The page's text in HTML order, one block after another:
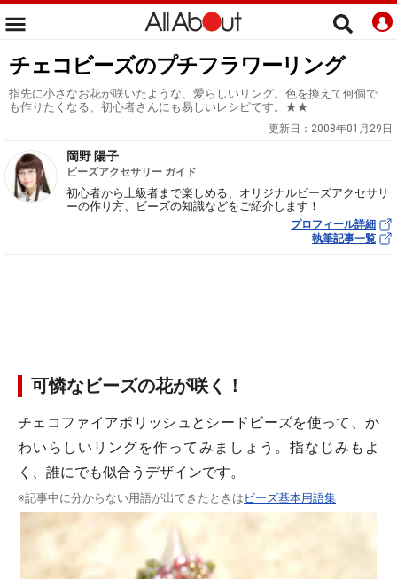
チェコビーズのプチフラワーリング
指先に小さなお花が咲いたような、愛らしいリング。色を換えて何個で
も作りたくなる、初心者さんにも易しいレシピです。★★
更新日： 2008年01月29日
岡野 陽子
ビーズアクセサリー ガイド
初心者から上級者まで楽しめる、オリジナルビーズアクセサリ
ーの作り方、ビーズの知識などをご紹介します！
プロフィール詳細
執筆記事一覧
可憐なビーズの花が咲く！
チェコファイアポリッシュとシードビーズを使って、か
わいらしいリングを作ってみましょう。指なじみもよ
く、誰にでも似合うデザインです。
※記事中に分からない用語が出てきたときは ビーズ基本用語集